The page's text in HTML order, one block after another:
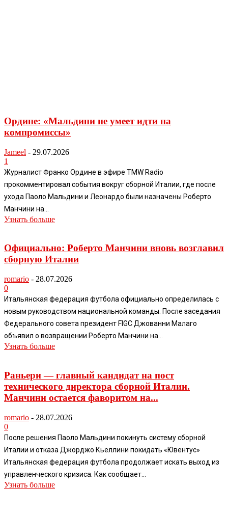
Ордине: «Мальдини не умеет идти на
компромиссы»
Jameel - 29.07.2026
1
Журналист Франко Ордине в эфире TMW Radio
прокомментировал события вокруг сборной Италии, где после
ухода Паоло Мальдини и Леонардо были назначены Роберто
Манчини на...
Узнать больше
Официально: Роберто Манчини вновь возглавил
сборную Италии
romario - 28.07.2026
0
Итальянская федерация футбола официально определилась с
новым руководством национальной команды. После заседания
Федерального совета президент FIGC Джованни Малаго
объявил о возвращении Роберто Манчини на...
Узнать больше
Раньери — главный кандидат на пост
технического директора сборной Италии.
Манчини остается фаворитом на...
romario - 28.07.2026
0
После решения Паоло Мальдини покинуть систему сборной
Италии и отказа Джорджо Кьеллини покидать «Ювентус»
Итальянская федерация футбола продолжает искать выход из
управленческого кризиса. Как сообщает...
Узнать больше